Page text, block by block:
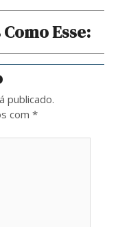
Esse:
publicado.
com *